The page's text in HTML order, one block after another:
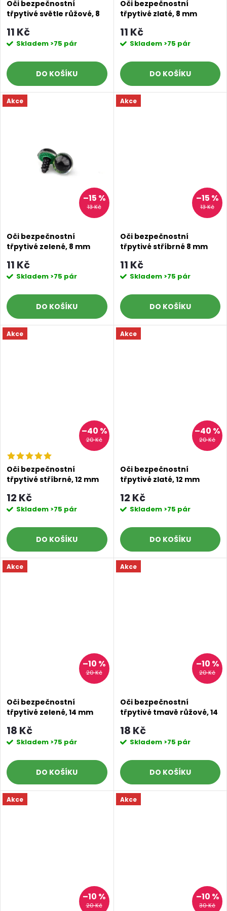
r
o
d
u
k
r
o
d
u
Oči bezpečnostní
třpytivé světle růžové, 8
11 Kč
Skladem >75 pár
DO KOŠÍKU
Oči bezpečnostní
třpytivé zlaté, 8 mm
11 Kč
Skladem >75 pár
DO KOŠÍKU
Akce
13 Kč
–15 %
Oči bezpečnostní
třpytivé zelené, 8 mm
11 Kč
Skladem >75 pár
DO KOŠÍKU
Akce
13 Kč
–15 %
Oči bezpečnostní
třpytivé stříbrné 8 mm
11 Kč
Skladem >75 pár
DO KOŠÍKU
Akce
20 Kč
–40 %
Oči bezpečnostní
třpytivé stříbrné, 12 mm
12 Kč
Skladem >75 pár
DO KOŠÍKU
Akce
20 Kč
–40 %
Oči bezpečnostní
třpytivé zlaté, 12 mm
12 Kč
Skladem >75 pár
DO KOŠÍKU
Akce
20 Kč
–10 %
Oči bezpečnostní
třpytivé zelené, 14 mm
18 Kč
Skladem >75 pár
DO KOŠÍKU
Akce
20 Kč
–10 %
Oči bezpečnostní
třpytivé tmavě růžové, 14
18 Kč
Skladem >75 pár
DO KOŠÍKU
Akce
20 Kč
–10 %
Akce
30 Kč
–10 %